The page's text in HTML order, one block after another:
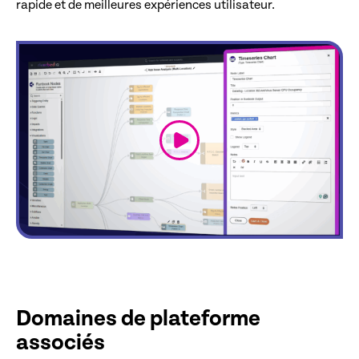
rapide et de meilleures expériences utilisateur.
link
Domaines de plateforme
associés